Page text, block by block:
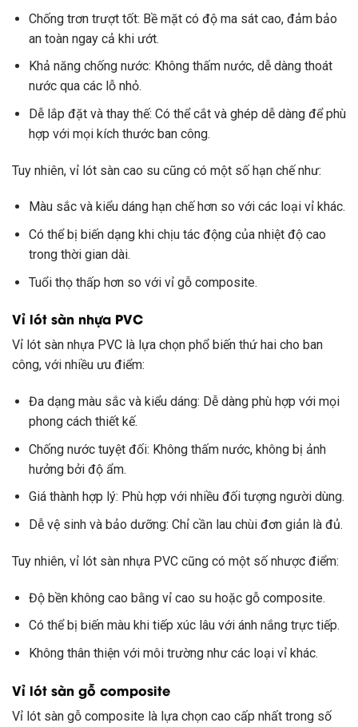
Chống trơn trượt tốt: Bề mặt có độ ma sát cao, đảm bảo
an toàn ngay cả khi ướt.
Khả năng chống nước: Không thấm nước, dễ dàng thoát
nước qua các lỗ nhỏ.
Dễ lắp đặt và thay thế: Có thể cắt và ghép dễ dàng để phù
hợp với mọi kích thước ban công.
Tuy nhiên, vỉ lót sàn cao su cũng có một số hạn chế như:
Màu sắc và kiểu dáng hạn chế hơn so với các loại vỉ khác.
Có thể bị biến dạng khi chịu tác động của nhiệt độ cao
trong thời gian dài.
Tuổi thọ thấp hơn so với vỉ gỗ composite.
Vỉ lót sàn nhựa PVC
Vỉ lót sàn nhựa PVC là lựa chọn phổ biến thứ hai cho ban
công, với nhiều ưu điểm:
Đa dạng màu sắc và kiểu dáng: Dễ dàng phù hợp với mọi
phong cách thiết kế.
Chống nước tuyệt đối: Không thấm nước, không bị ảnh
hưởng bởi độ ẩm.
Giá thành hợp lý: Phù hợp với nhiều đối tượng người dùng.
Dễ vệ sinh và bảo dưỡng: Chỉ cần lau chùi đơn giản là đủ.
Tuy nhiên, vỉ lót sàn nhựa PVC cũng có một số nhược điểm:
Độ bền không cao bằng vỉ cao su hoặc gỗ composite.
Có thể bị biến màu khi tiếp xúc lâu với ánh nắng trực tiếp.
Không thân thiện với môi trường như các loại vỉ khác.
Vỉ lót sàn gỗ composite
Vỉ lót sàn gỗ composite là lựa chọn cao cấp nhất trong số